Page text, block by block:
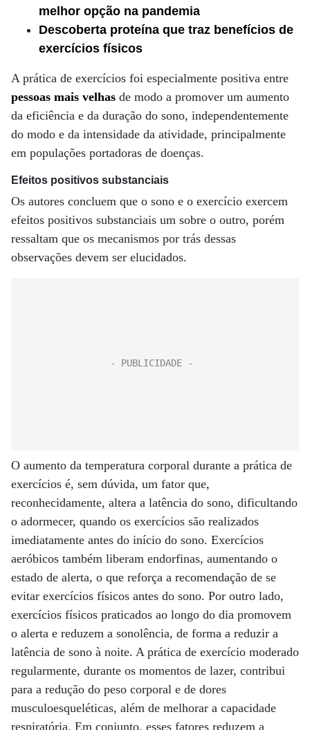
melhor opção na pandemia
Descoberta proteína que traz benefícios de
exercícios físicos
A prática de exercícios foi especialmente positiva entre
pessoas mais velhas de modo a promover um aumento
da eficiência e da duração do sono, independentemente
do modo e da intensidade da atividade, principalmente
em populações portadoras de doenças.
Efeitos positivos substanciais
Os autores concluem que o sono e o exercício exercem
efeitos positivos substanciais um sobre o outro, porém
ressaltam que os mecanismos por trás dessas
observações devem ser elucidados.
O aumento da temperatura corporal durante a prática de
exercícios é, sem dúvida, um fator que,
reconhecidamente, altera a latência do sono, dificultando
o adormecer, quando os exercícios são realizados
imediatamente antes do início do sono. Exercícios
aeróbicos também liberam endorfinas, aumentando o
estado de alerta, o que reforça a recomendação de se
evitar exercícios físicos antes do sono. Por outro lado,
exercícios físicos praticados ao longo do dia promovem
o alerta e reduzem a sonolência, de forma a reduzir a
latência de sono à noite. A prática de exercício moderado
regularmente, durante os momentos de lazer, contribui
para a redução do peso corporal e de dores
musculoesqueléticas, além de melhorar a capacidade
respiratória. Em conjunto, esses fatores reduzem a